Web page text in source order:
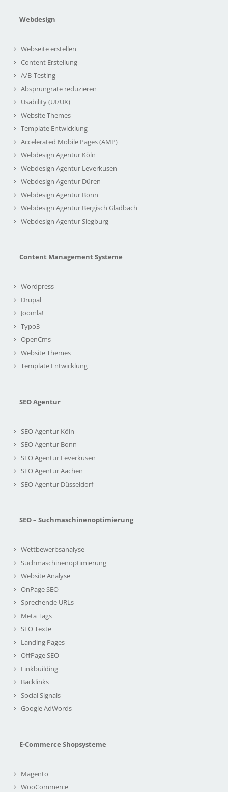
Webdesign
Webseite erstellen
Content Erstellung
A/B-Testing
Absprungrate reduzieren
Usability (UI/UX)
Website Themes
Template Entwicklung
Accelerated Mobile Pages (AMP)
Webdesign Agentur Köln
Webdesign Agentur Leverkusen
Webdesign Agentur Düren
Webdesign Agentur Bonn
Webdesign Agentur Bergisch Gladbach
Webdesign Agentur Siegburg
Content Management Systeme
Wordpress
Drupal
Joomla!
Typo3
OpenCms
Website Themes
Template Entwicklung
SEO Agentur
SEO Agentur Köln
SEO Agentur Bonn
SEO Agentur Leverkusen
SEO Agentur Aachen
SEO Agentur Düsseldorf
SEO – Suchmaschinenoptimierung
Wettbewerbsanalyse
Suchmaschinenoptimierung
Website Analyse
OnPage SEO
Sprechende URLs
Meta Tags
SEO Texte
Landing Pages
OffPage SEO
Linkbuilding
Backlinks
Social Signals
Google AdWords
E-Commerce Shopsysteme
Magento
WooCommerce